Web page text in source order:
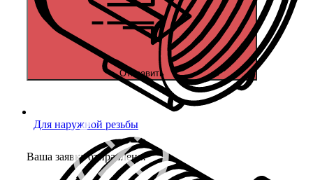
Для наружной резьбы
Отправить
Ваша заявка отправлена!